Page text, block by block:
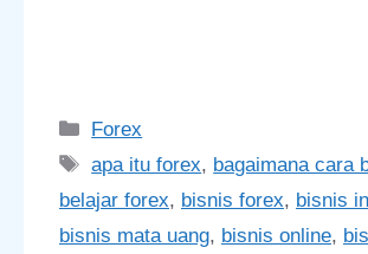
Categories
Forex
Tags
apa itu forex, bagaimana cara
belajar forex, bisnis forex, bisnis
bisnis mata uang, bisnis online,